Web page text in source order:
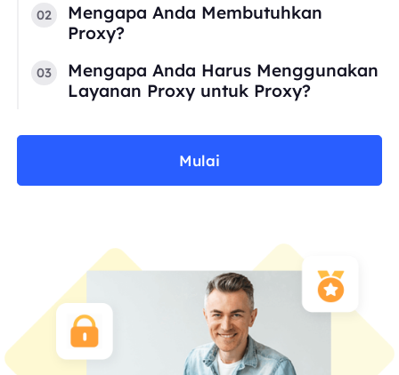
02
Mengapa Anda Membutuhkan
Proxy?
03
Mengapa Anda Harus Menggunakan
Layanan Proxy untuk Proxy?
Mulai